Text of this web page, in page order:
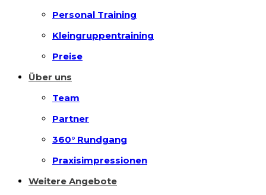
Personal Training
Kleingruppentraining
Preise
Über uns
Team
Partner
360° Rundgang
Praxisimpressionen
Weitere Angebote